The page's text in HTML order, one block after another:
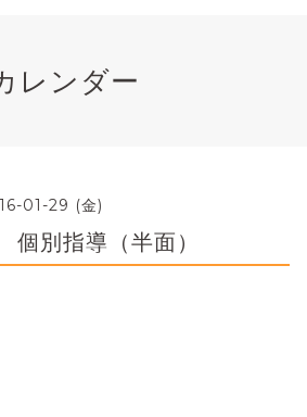
レンダー
01-29 (金)
別指導（半面）